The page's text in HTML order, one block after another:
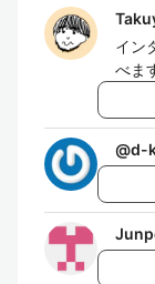
イン
べま
@d-